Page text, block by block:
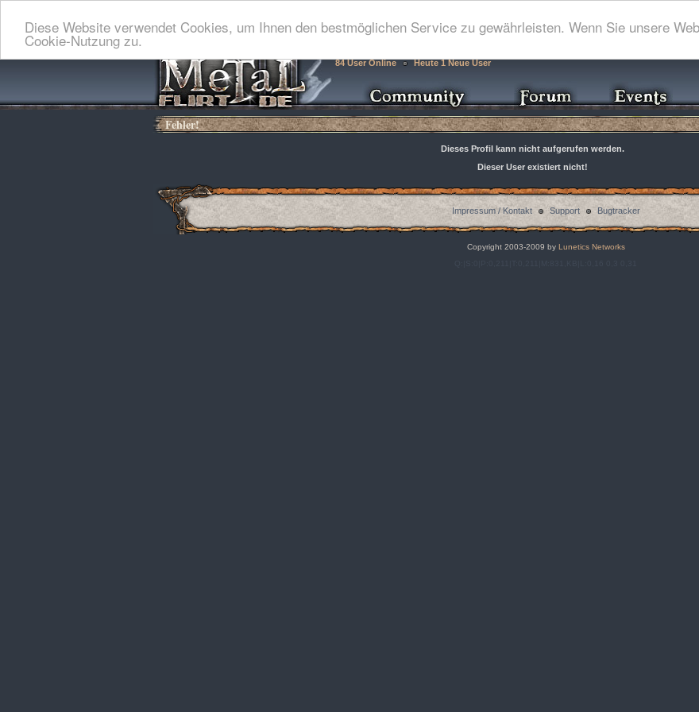
Diese Website verwendet Cookies, um Ihnen den bestmöglichen Service zu gewährleisten. Wenn Sie unsere
Cookie-Nutzung zu.
84 User Online Heute 1 Neue User
Fehler!
Dieses Profil kann nicht aufgerufen werden.
Dieser User existiert nicht!
Impressum / Kontakt Support Bugtracker
Copyright 2003-2009 byLunetics Networks